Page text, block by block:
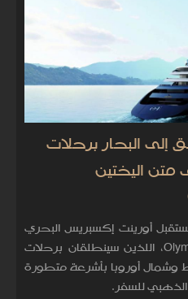
إلى البحار برحلات
اليختين
أورينت إكسبريس البحري
عبر اليختين Corinthian وOlympian، اللذين سينطلقان برحلات
وشمال أوروبا بأشرعة متطورة
للسفر.